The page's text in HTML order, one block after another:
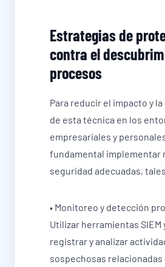
Estrategias de
contra el
procesos
Para reducir el impacto y
de esta técnica en los
empresariales y
fundamental implementar
seguridad adecuadas,
• Monitoreo y detección
Utilizar herramientas SIEM
registrar y analizar
sospechosas relacionadas